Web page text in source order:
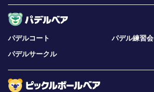
パデルコート
パデル練習会
パデルサークル